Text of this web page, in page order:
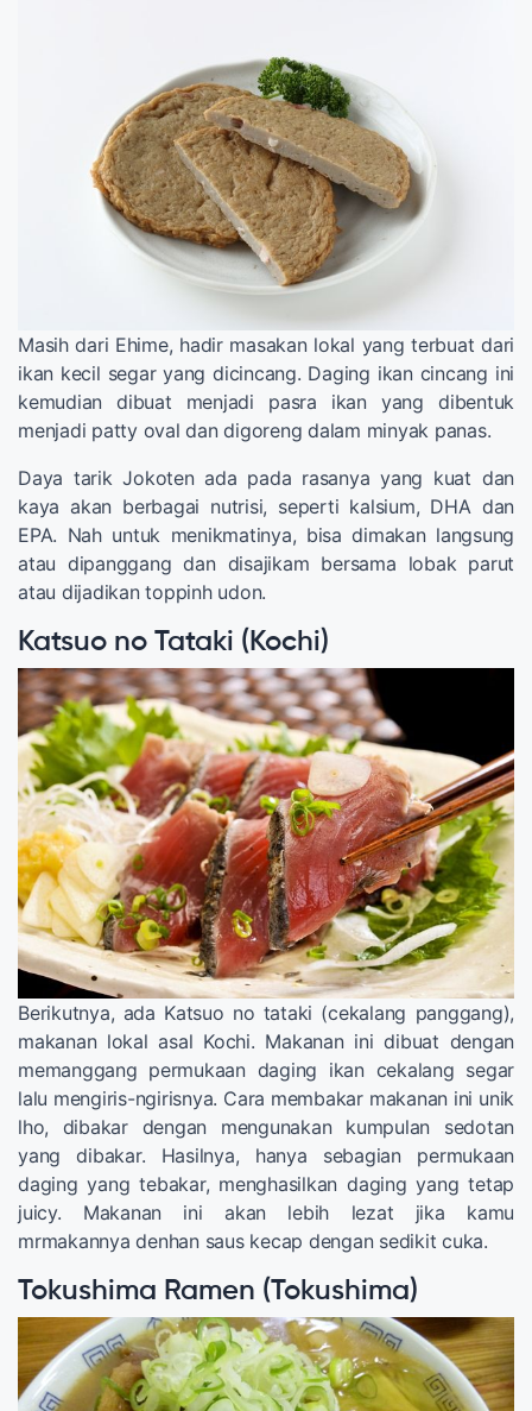
Masih dari Ehime, hadir masakan lokal yang terbuat dari
ikan kecil segar yang dicincang. Daging ikan cincang ini
kemudian dibuat menjadi pasra ikan yang dibentuk
menjadi patty oval dan digoreng dalam minyak panas.
Daya tarik Jokoten ada pada rasanya yang kuat dan
kaya akan berbagai nutrisi, seperti kalsium, DHA dan
EPA. Nah untuk menikmatinya, bisa dimakan langsung
atau dipanggang dan disajikam bersama lobak parut
atau dijadikan toppinh udon.
Katsuo no Tataki (Kochi)
Berikutnya, ada Katsuo no tataki (cekalang panggang),
makanan lokal asal Kochi. Makanan ini dibuat dengan
memanggang permukaan daging ikan cekalang segar
lalu mengiris-ngirisnya. Cara membakar makanan ini unik
lho, dibakar dengan mengunakan kumpulan sedotan
yang dibakar. Hasilnya, hanya sebagian permukaan
daging yang tebakar, menghasilkan daging yang tetap
juicy. Makanan ini akan lebih lezat jika kamu
mrmakannya denhan saus kecap dengan sedikit cuka.
Tokushima Ramen (Tokushima)